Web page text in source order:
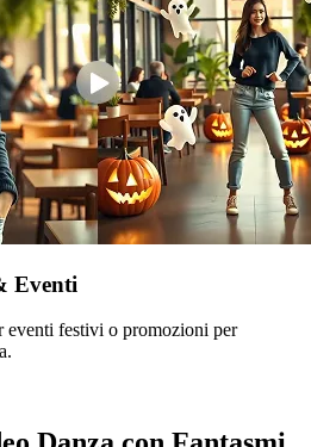
Eventi
eventi festivi o promozioni per